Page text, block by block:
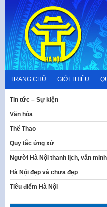
content
TRANG CHỦ GIỚI THIỆU
Tin tức – Sự kiện
Văn hóa
Thể Thao
Quy tắc ứng xử
Người Hà Nội thanh lịch, văn minh
Hà Nội đẹp và chưa đẹp
Tiêu điểm Hà Nội